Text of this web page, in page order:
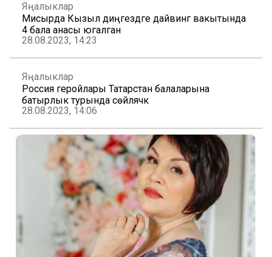
Яңалыклар
Мисырда Кызыл диңгездәге дайвинг вакытында
4 бала анасы югалган
28.08.2023, 14:23
Яңалыклар
Россия геройлары Татарстан балаларына
батырлык турында сөйләячәк
28.08.2023, 14:06